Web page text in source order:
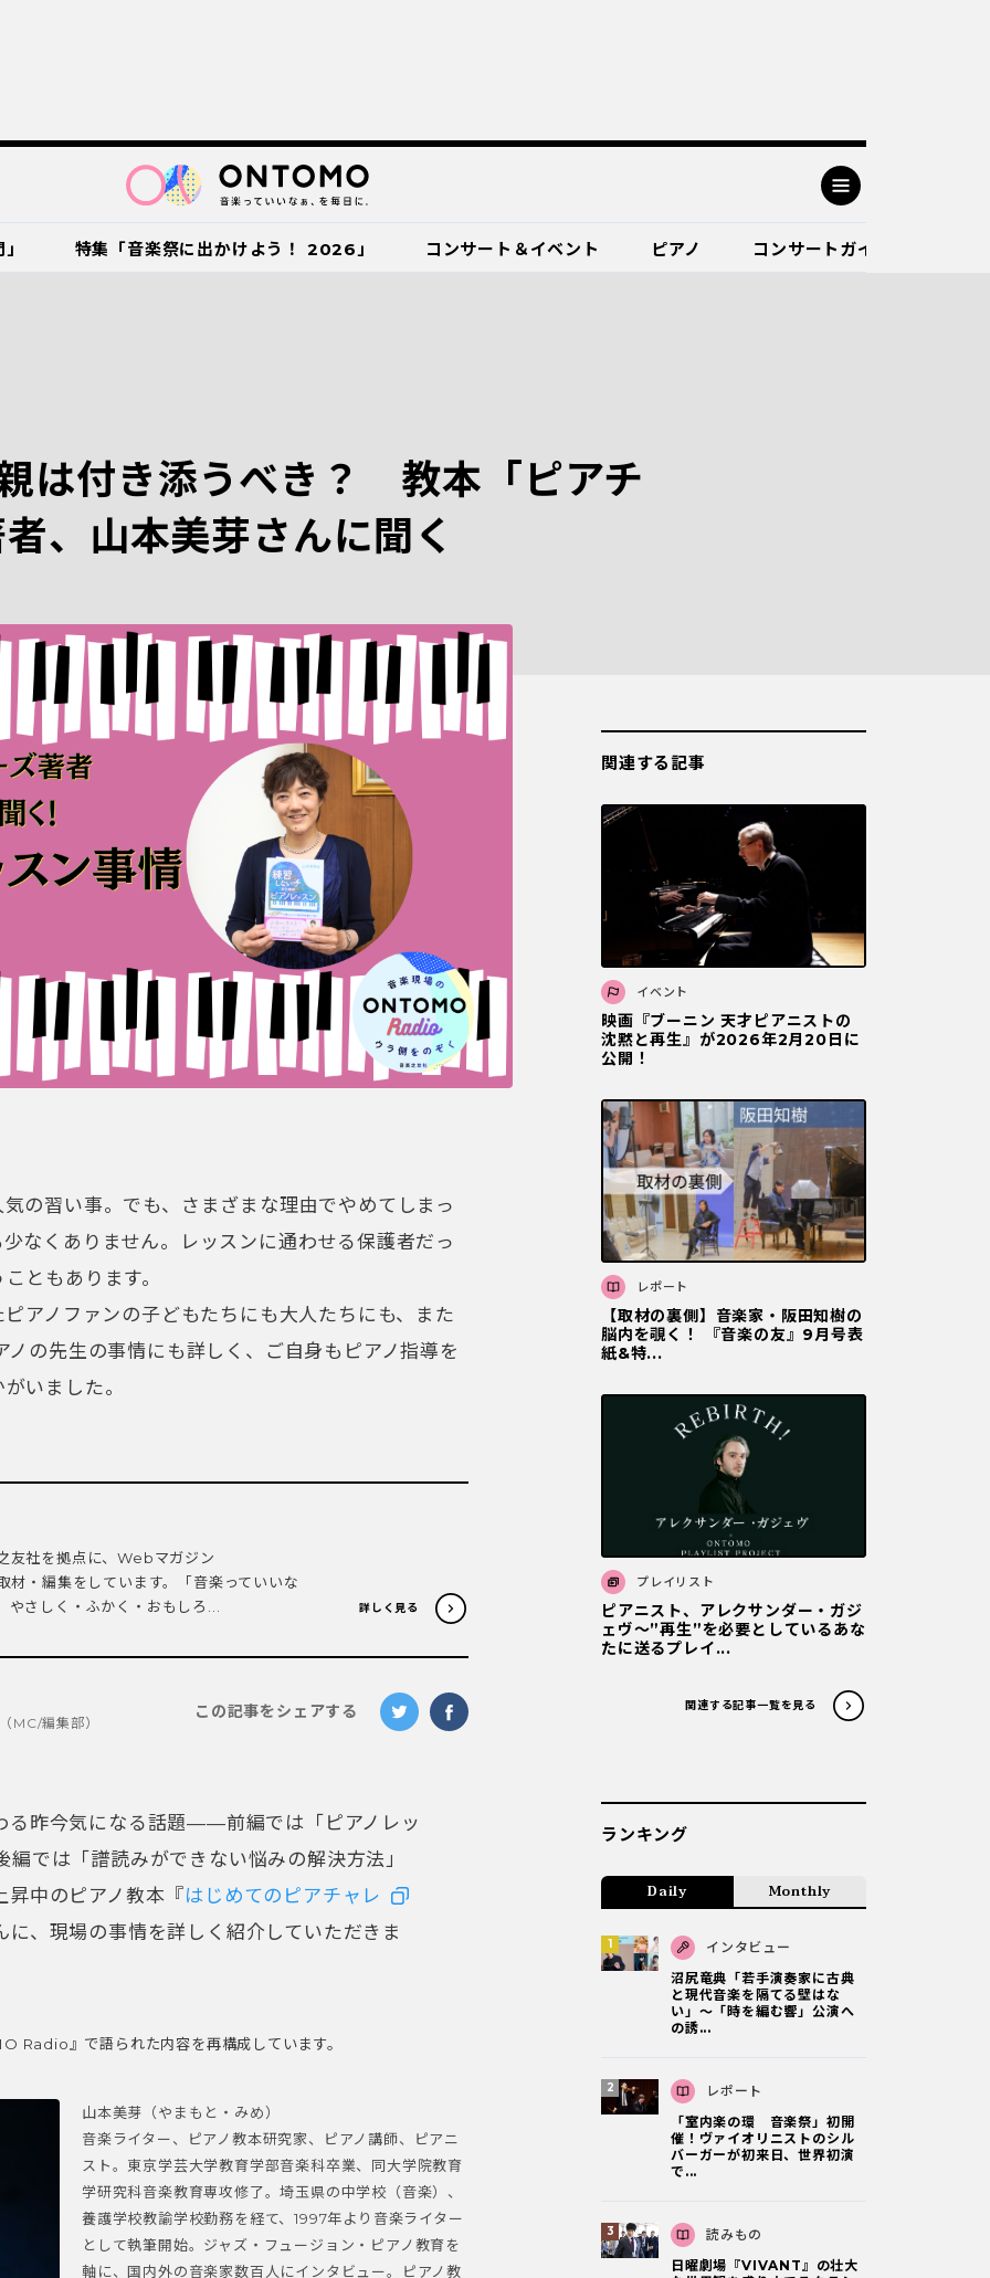
特集「音楽祭に出かけよう！ 2026」 コンサート＆イベント ピアノ コンサートガイド
は付き添うべき？ 教本「ピアチ
、山本美芽さんに聞く
の習い事。でも、さまざまな理由でやめてしまっ
なくありません。レッスンに通わせる保護者だっ
ともあります。
アノファンの子どもたちにも大人たちにも、また
の先生の事情にも詳しく、ご自身もピアノ指導を
いました。
友社を拠点に、Webマガジン
・編集をしています。「音楽っていいな
さしく・ふかく・おもしろ...
詳しく見る
MC/編集部）
この記事をシェアする
る昨今気になる話題——前編では「ピアノレッ
では「譜読みができない悩みの解決方法」
昇中のピアノ教本『はじめてのピアチャレ
、現場の事情を詳しく紹介していただきま
Radio』で語られた内容を再構成しています。
山本美芽（やまもと・みめ）
音楽ライター、ピアノ教本研究家、ピアノ講師、ピアニ
スト。東京学芸大学教育学部音楽科卒業、同大学院教育
学研究科音楽教育専攻修了。埼玉県の中学校（音楽）、
養護学校教諭学校勤務を経て、1997年より音楽ライター
として執筆開始。ジャズ・フュージョン・ピアノ教育を
軸に、国内外の音楽家数百人にインタビュー。ピアノ教
関連する記事
イベント
映画『ブーニン 天才ピアニストの
沈黙と再⽣』が2026年2⽉20⽇に
公開！
レポート
【取材の裏側】音楽家・阪田知樹の
脳内を覗く！ 『音楽の友』9月号表
紙&特...
プレイリスト
ピアニスト、アレクサンダー・ガジ
ェヴ～”再生”を必要としているあな
たに送るプレイ...
関連する記事一覧を見る
ランキング
Daily Monthly
インタビュー
沼尻竜典「若手演奏家に古典
と現代音楽を隔てる壁はな
い」～「時を編む響」公演へ
の誘...
レポート
「室内楽の環 音楽祭」初開
催！ヴァイオリニストのシル
バーガーが初来日、世界初演
で...
読みもの
日曜劇場『VIVANT』の壮大